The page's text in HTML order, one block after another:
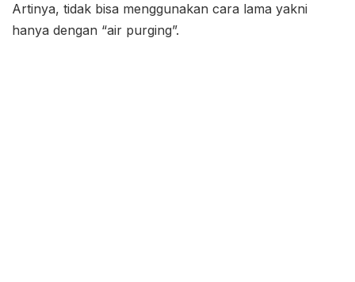
Artinya, tidak bisa menggunakan cara lama yakni
hanya dengan “air purging”.